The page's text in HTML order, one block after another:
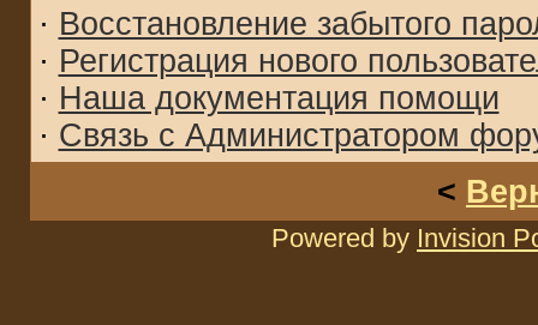
· Восстановление забытого
· Регистрация нового
· Наша документация помощи
· Связь с Администратором
<
Powered by Invision